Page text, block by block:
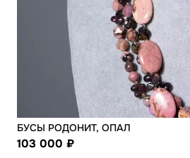
БУСЫ РОДОНИТ, ОПАЛ
103 000